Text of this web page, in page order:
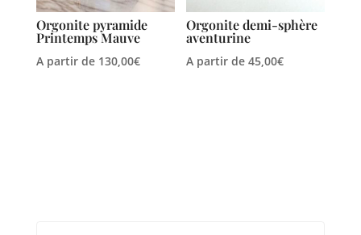
Orgonite pyramide
Printemps Mauve
A partir de 130,00€
Orgonite demi-sphère
aventurine
A partir de45,00€